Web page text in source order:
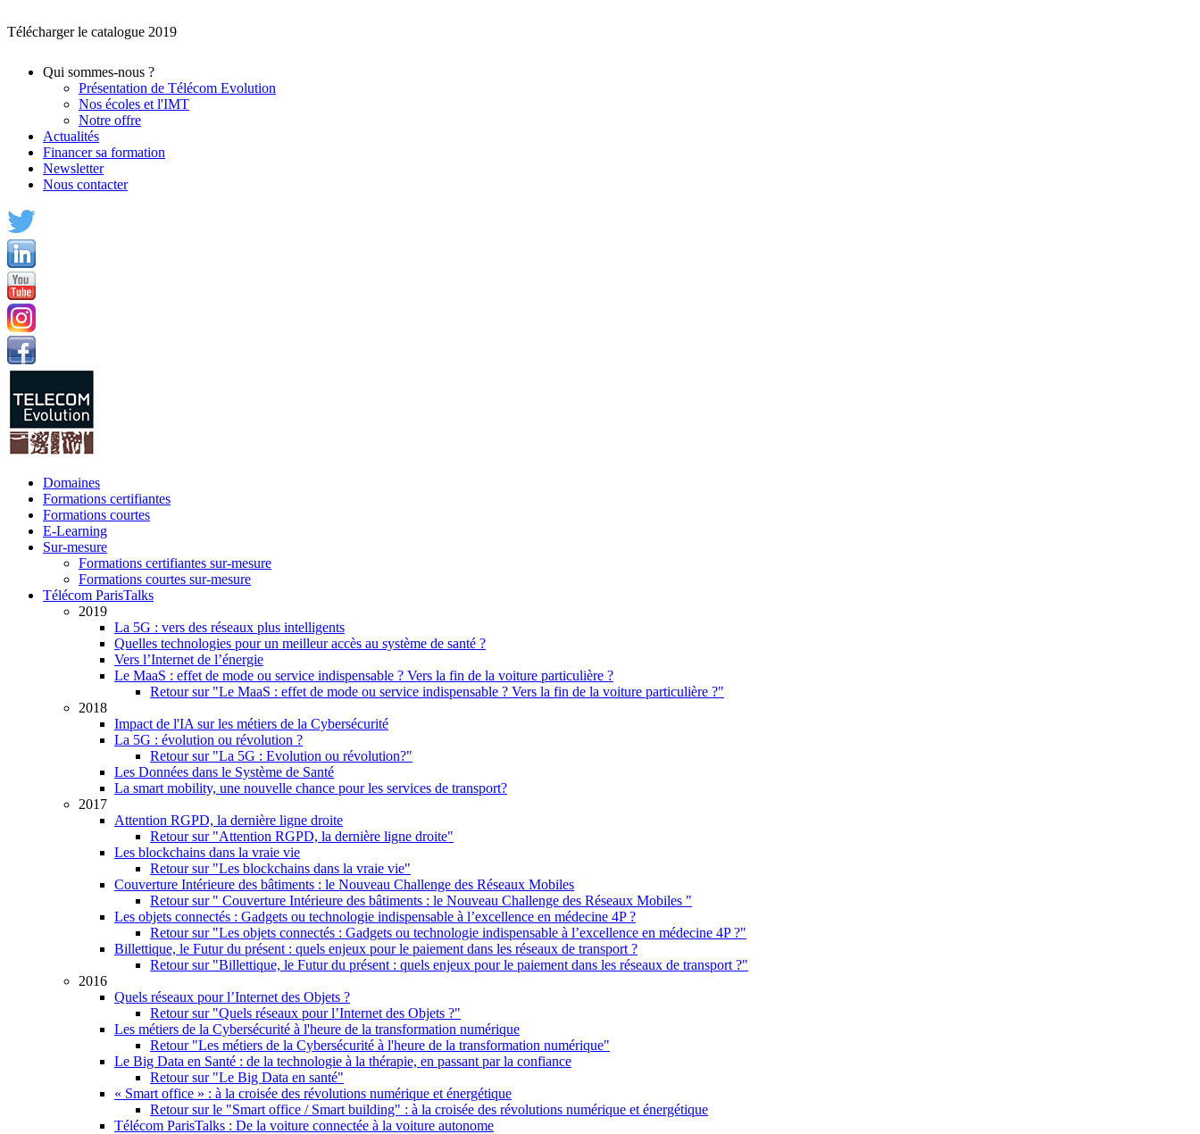
Télécharger le catalogue 2019
Qui sommes-nous ?
Présentation de Télécom Evolution
Nos écoles et l'IMT
Notre offre
Actualités
Financer sa formation
Newsletter
Nous contacter
Domaines
Formations certifiantes
Formations courtes
E-Learning
Sur-mesure
Formations certifiantes sur-mesure
Formations courtes sur-mesure
Télécom ParisTalks
2019
La 5G : vers des réseaux plus intelligents
Quelles technologies pour un meilleur accès au système de santé ?
Vers l’Internet de l’énergie
Le MaaS : effet de mode ou service indispensable ? Vers la fin de la voiture particulière ?
Retour sur "Le MaaS : effet de mode ou service indispensable ? Vers la fin de la voiture particulière ?"
2018
Impact de l'IA sur les métiers de la Cybersécurité
La 5G : évolution ou révolution ?
Retour sur "La 5G : Evolution ou révolution?"
Les Données dans le Système de Santé
La smart mobility, une nouvelle chance pour les services de transport?
2017
Attention RGPD, la dernière ligne droite
Retour sur "Attention RGPD, la dernière ligne droite"
Les blockchains dans la vraie vie
Retour sur "Les blockchains dans la vraie vie"
Couverture Intérieure des bâtiments : le Nouveau Challenge des Réseaux Mobiles
Retour sur " Couverture Intérieure des bâtiments : le Nouveau Challenge des Réseaux Mobiles "
Les objets connectés : Gadgets ou technologie indispensable à l’excellence en médecine 4P ?
Retour sur "Les objets connectés : Gadgets ou technologie indispensable à l’excellence en médecine 4P ?"
Billettique, le Futur du présent : quels enjeux pour le paiement dans les réseaux de transport ?
Retour sur "Billettique, le Futur du présent : quels enjeux pour le paiement dans les réseaux de transport ?"
2016
Quels réseaux pour l’Internet des Objets ?
Retour sur "Quels réseaux pour l’Internet des Objets ?"
Les métiers de la Cybersécurité à l'heure de la transformation numérique
Retour "Les métiers de la Cybersécurité à l'heure de la transformation numérique"
Le Big Data en Santé : de la technologie à la thérapie, en passant par la confiance
Retour sur "Le Big Data en santé"
« Smart office » : à la croisée des révolutions numérique et énergétique
Retour sur le "Smart office / Smart building" : à la croisée des révolutions numérique et énergétique
Télécom ParisTalks : De la voiture connectée à la voiture autonome